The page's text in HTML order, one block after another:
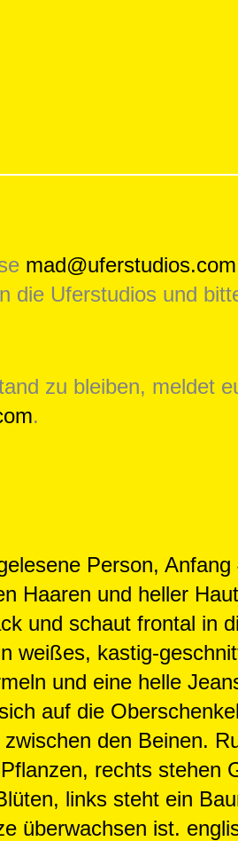
mad@uferstudios.com
die Uferstudios und
zu bleiben, meldet
.